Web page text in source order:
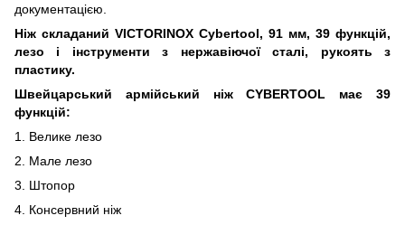
документацією.
Ніж складаний VICTORINOX Cybertool, 91 мм, 39 функцій,
лезо і інструменти з нержавіючої сталі, рукоять з
пластику.
Швейцарський армійський ніж CYBERTOOL має 39
функцій:
1. Велике лезо
2. Мале лезо
3. Штопор
4. Консервний ніж